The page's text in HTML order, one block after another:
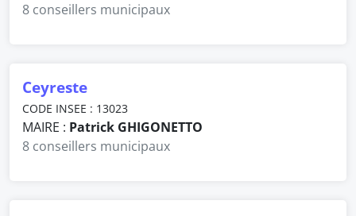
8 conseillers municipaux
Ceyreste
CODE INSEE : 13023
MAIRE : Patrick GHIGONETTO
8 conseillers municipaux